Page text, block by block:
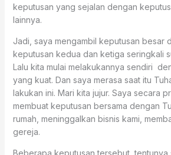
keputusan yang sejalan dengan
lainnya.
Jadi, saya mengambil keputusan besar
keputusan kedua dan ketiga seringkali
Lalu kita mulai melakukannya sendiri
yang kuat. Dan saya merasa saat itu
lakukan ini. Mari kita jujur. Saya secara
membuat keputusan bersama dengan
rumah, meninggalkan bisnis kami,
gereja.